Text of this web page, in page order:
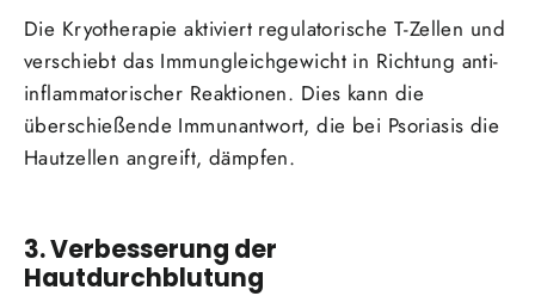
Die Kryotherapie aktiviert regulatorische T-Zellen und
verschiebt das Immungleichgewicht in Richtung anti-
inflammatorischer Reaktionen. Dies kann die
überschießende Immunantwort, die bei Psoriasis die
Hautzellen angreift, dämpfen.
3. Verbesserung der
Hautdurchblutung